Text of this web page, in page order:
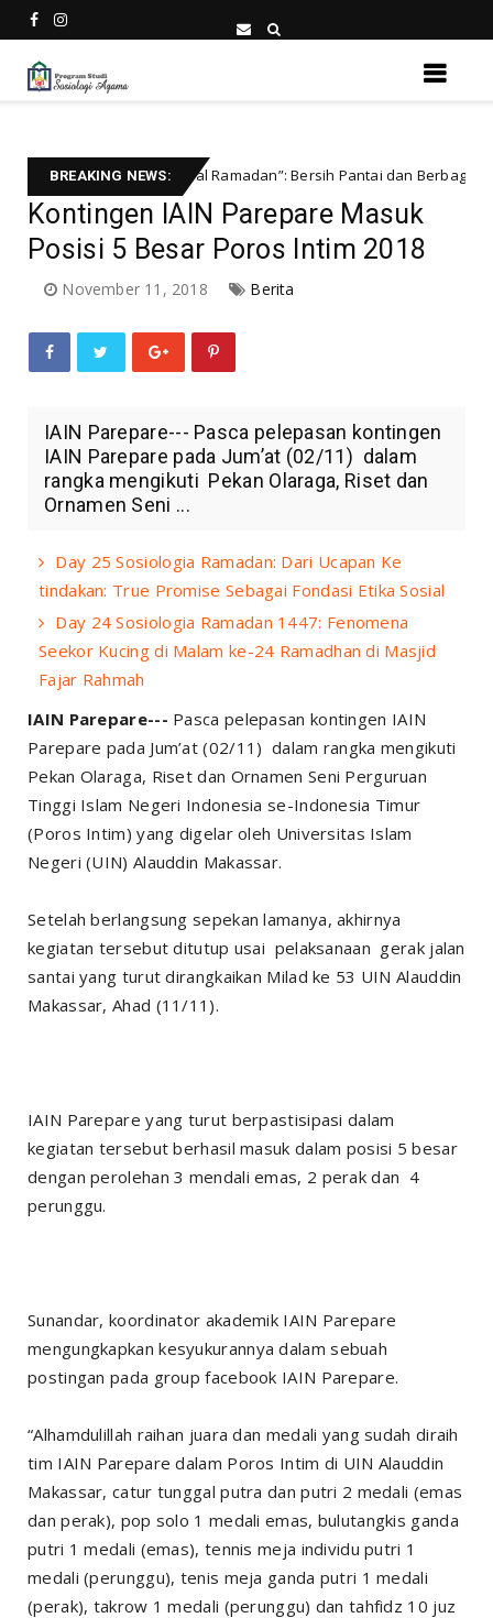
BREAKING NEWS:
“Ecosocial Ramadan”: Bersih Pantai dan Berbagi Takjil Buka
Kontingen IAIN Parepare Masuk
Posisi 5 Besar Poros Intim 2018
November 11, 2018 Berita
IAIN Parepare--- Pasca pelepasan kontingen
IAIN Parepare pada Jum’at (02/11) dalam
rangka mengikuti Pekan Olaraga, Riset dan
Ornamen Seni ...
Day 25 Sosiologia Ramadan: Dari Ucapan Ke
tindakan: True Promise Sebagai Fondasi Etika Sosial
Day 24 Sosiologia Ramadan 1447: Fenomena
Seekor Kucing di Malam ke-24 Ramadhan di Masjid
Fajar Rahmah
IAIN Parepare--- Pasca pelepasan kontingen IAIN
Parepare pada Jum’at (02/11) dalam rangka mengikuti
Pekan Olaraga, Riset dan Ornamen Seni Perguruan
Tinggi Islam Negeri Indonesia se-Indonesia Timur
(Poros Intim) yang digelar oleh Universitas Islam
Negeri (UIN) Alauddin Makassar.
Setelah berlangsung sepekan lamanya, akhirnya
kegiatan tersebut ditutup usai pelaksanaan gerak jalan
santai yang turut dirangkaikan Milad ke 53 UIN Alauddin
Makassar, Ahad (11/11).
IAIN Parepare yang turut berpastisipasi dalam
kegiatan tersebut berhasil masuk dalam posisi 5 besar
dengan perolehan 3 mendali emas, 2 perak dan 4
perunggu.
Sunandar, koordinator akademik IAIN Parepare
mengungkapkan kesyukurannya dalam sebuah
postingan pada group facebook IAIN Parepare.
“Alhamdulillah raihan juara dan medali yang sudah diraih
tim IAIN Parepare dalam Poros Intim di UIN Alauddin
Makassar, catur tunggal putra dan putri 2 medali (emas
dan perak), pop solo 1 medali emas, bulutangkis ganda
putri 1 medali (emas), tennis meja individu putri 1
medali (perunggu), tenis meja ganda putri 1 medali
(perak), takrow 1 medali (perunggu) dan tahfidz 10 juz